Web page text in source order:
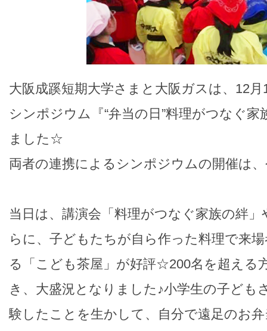
大阪成蹊短期大学さまと大阪ガスは、12
シンポジウム『“弁当の日”料理がつなぐ家
ました☆
両者の連携によるシンポジウムの開催は
当日は、講演会「料理がつなぐ家族の絆」
らに、子どもたちが自ら作った料理で来
る「こども茶屋」が好評☆200名を超える
き、大盛況となりました♪小学生の子ども
験したことを生かして、自分で遠足のお